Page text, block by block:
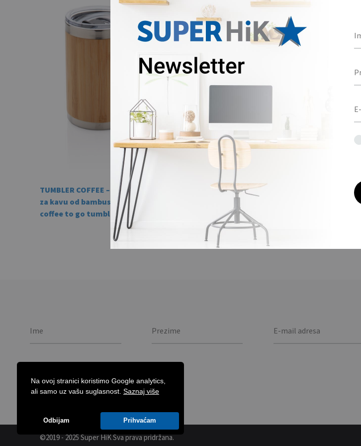
Na ovoj stranici koristimo Google analytics,
ali samo uz vašu suglasnost. Saznaj više
Odbijam Prihvaćam
TUMBLER COFFEE – Termosica
za kavu od bambusa / Bamboo
coffee to go tumbler
NOMAD TUMBLER – Nomad
©2019 - 2025 Super HiKSva prava pridržana.